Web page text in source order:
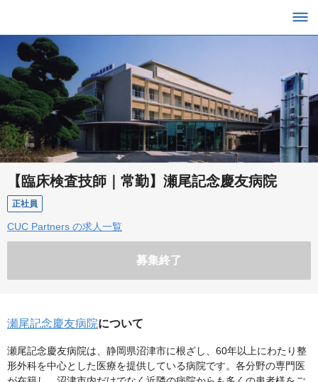
【臨床検査技師｜常勤】瀬尾記念慶友病院
正社員
CUC Partners の求人一覧
募集終了
瀬尾記念慶友病院について
瀬尾記念慶友病院は、静岡県沼津市に根ざし、60年以上にわたり整
形外科を中心とした医療を提供している病院です。各分野の専門医